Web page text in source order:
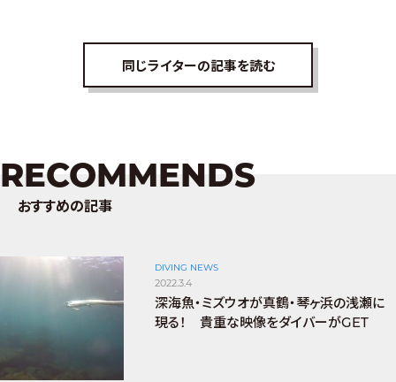
同じライターの記事を読む
RECOMMENDS
おすすめの記事
DIVING NEWS
2022.3.4
深海魚・ミズウオが真鶴・琴ヶ浜の浅瀬に
現る！ 貴重な映像をダイバーがGET